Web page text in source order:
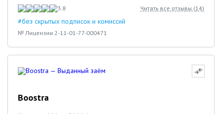
3.8 Читать все отзывы (14)
#без скрытых подписок и комиссий
№ Лицензии 2-11-01-77-000471
Boostra